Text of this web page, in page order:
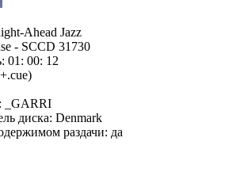
Ahead Jazz
- SCCD 31730
01: 00: 12
_GARRI
диска: Denmark
раздачи: да